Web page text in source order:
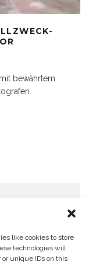
like cookies to store
technologies will
or unique IDs on this
bewährtem